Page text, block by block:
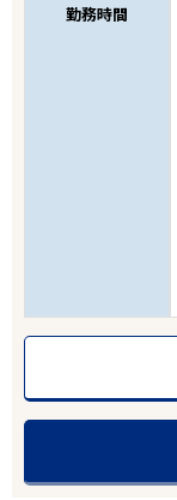
勤務時間